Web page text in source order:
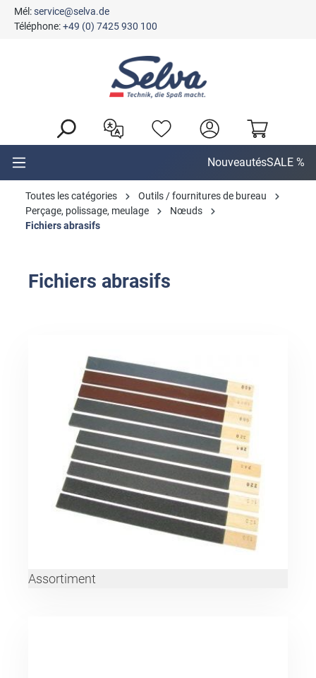
principal
Mél:service@selva.de
Téléphone:+49 (0) 7425 930 100
NouveautésSALE %
Toutes les catégories
Outils / fournitures de bureau
Perçage, polissage, meulage
Nœuds
Fichiers abrasifs
Fichiers abrasifs
Assortiment